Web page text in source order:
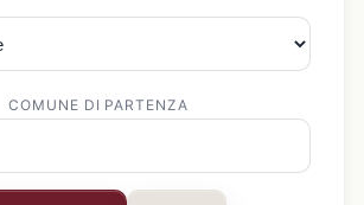
COMUNE DI PARTENZA